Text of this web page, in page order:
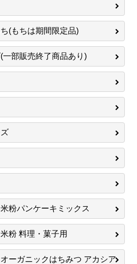
(もちは期間限定品)
一部販売終了商品あり)
粉パンケーキミックス
粉 料理・菓子用
オーガニックはちみつ アカシア